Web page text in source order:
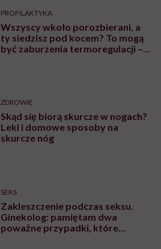
PROFILAKTYKA
Wszyscy wkoło porozbierani, a
ty siedzisz pod kocem? To mogą
być zaburzenia termoregulacji –
ZDROWIE
Skąd się biorą skurcze w nogach?
Leki i domowe sposoby na
skurcze nóg
SEKS
Zakleszczenie podczas seksu.
Ginekolog: pamiętam dwa
poważne przypadki, które